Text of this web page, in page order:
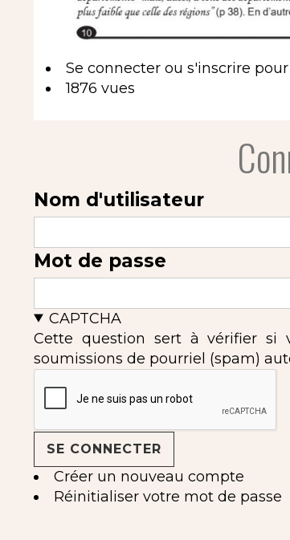
Se connecter ou s'inscrire
1876 vues
Nom d'utilisateur
Mot de passe
CAPTCHA
Cette question sert à vérifier si
soumissions de pourriel (spam)
Créer un nouveau compte
Réinitialiser votre mot de passe